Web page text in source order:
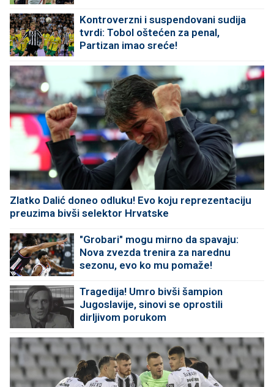
Kontroverzni i suspendovani sudija
tvrdi: Tobol oštećen za penal,
Partizan imao sreće!
Zlatko Dalić doneo odluku! Evo koju reprezentaciju
preuzima bivši selektor Hrvatske
"Grobari" mogu mirno da spavaju:
Nova zvezda trenira za narednu
sezonu, evo ko mu pomaže!
Tragedija! Umro bivši šampion
Jugoslavije, sinovi se oprostili
dirljivom porukom